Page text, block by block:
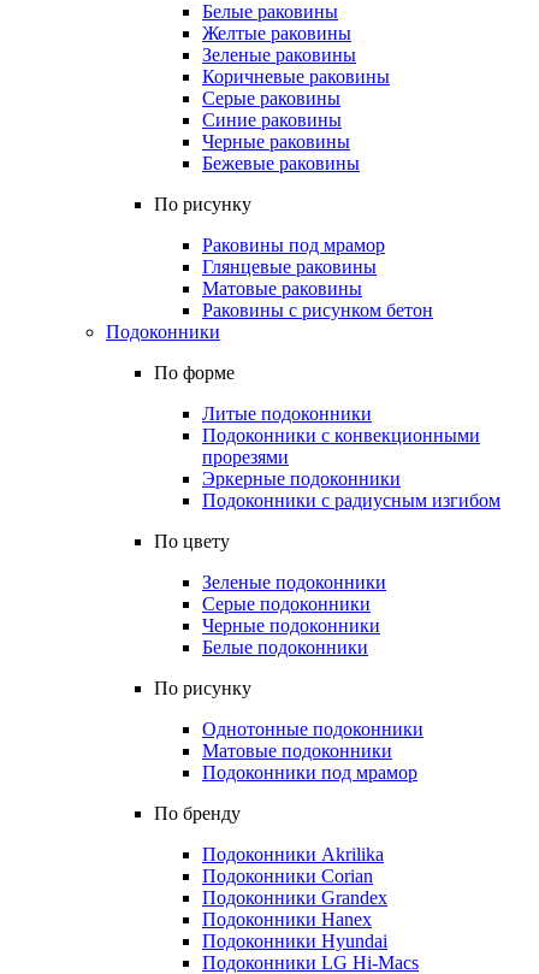
Белые раковины
Желтые раковины
Зеленые раковины
Коричневые раковины
Серые раковины
Синие раковины
Черные раковины
Бежевые раковины
По рисунку
Раковины под мрамор
Глянцевые раковины
Матовые раковины
Раковины с рисунком бетон
Подоконники
По форме
Литые подоконники
Подоконники с конвекционными
прорезями
Эркерные подоконники
Подоконники с радиусным изгибом
По цвету
Зеленые подоконники
Серые подоконники
Черные подоконники
Белые подоконники
По рисунку
Однотонные подоконники
Матовые подоконники
Подоконники под мрамор
По бренду
Подоконники Akrilika
Подоконники Corian
Подоконники Grandex
Подоконники Hanex
Подоконники Hyundai
Подоконники LG Hi-Macs